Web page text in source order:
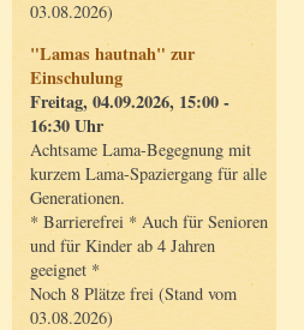
03.08.2026)
"Lamas hautnah" zur
Einschulung
Freitag, 04.09.2026, 15:00 -
16:30 Uhr
Achtsame Lama-Begegnung mit
kurzem Lama-Spaziergang für alle
Generationen.
* Barrierefrei * Auch für Senioren
und für Kinder ab 4 Jahren
geeignet *
Noch 8 Plätze frei (Stand vom
03.08.2026)